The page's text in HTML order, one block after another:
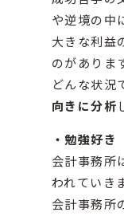
や逆境の中
大きな利益
のがありま
どんな状況
向きに分析
・勉強好き
会計事務所
われていき
会計事務所